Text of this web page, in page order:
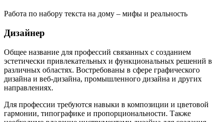
Работа по набору текста на дому – мифы и реальность
Дизайнер
Общее название для профессий связанных с созданием
эстетически привлекательных и функциональных решений в
различных областях. Востребованы в сфере графического
дизайна и веб-дизайна, промышленного дизайна и других
направлениях.
Для профессии требуются навыки в композиции и цветовой
гармонии, типографике и пропорциональности. Также